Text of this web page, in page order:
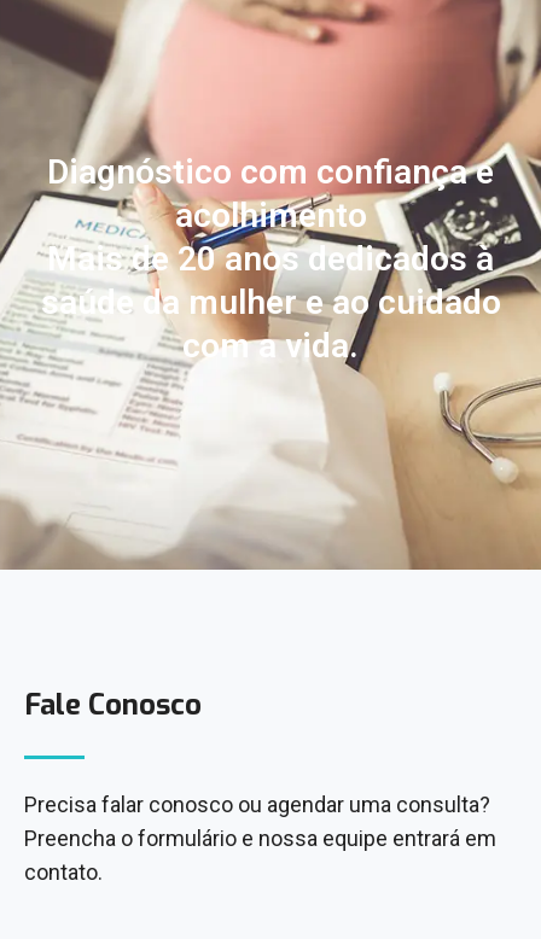
Diagnóstico com confiança e
acolhimento
Mais de 20 anos dedicados à
saúde da mulher e ao cuidado
com a vida.
Fale Conosco
Precisa falar conosco ou agendar uma consulta?
Preencha o formulário e nossa equipe entrará em
contato.